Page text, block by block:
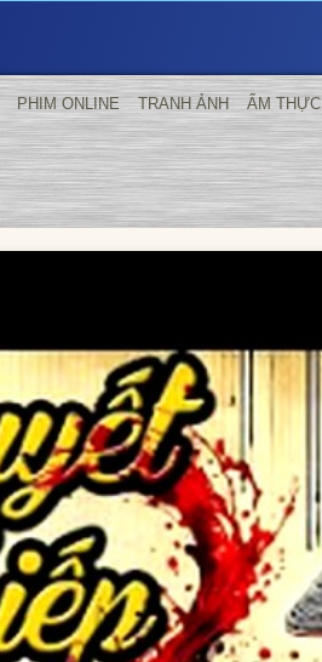
PHIM ONLINE TRANH ẢNH ẨM THỰC